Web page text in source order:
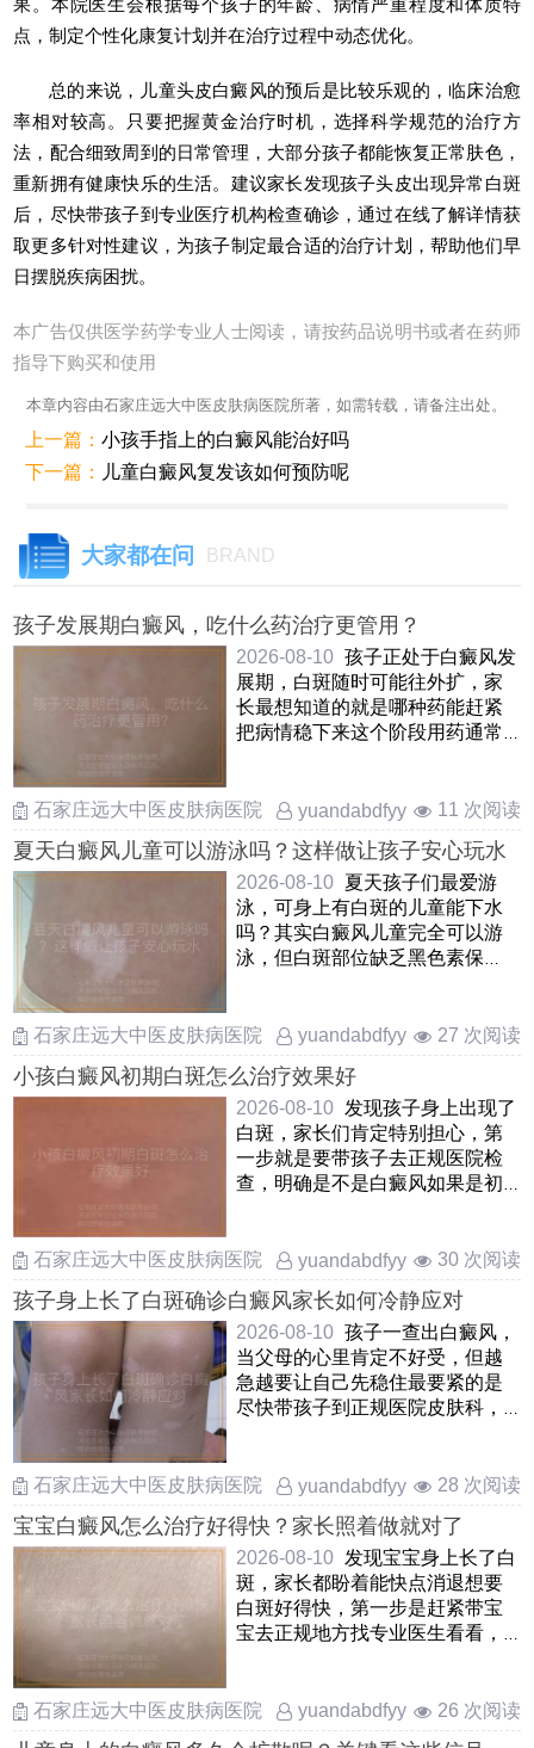
果。本院医生会根据每个孩子的年龄、病情严重程度和体质特
点，制定个性化康复计划并在治疗过程中动态优化。
总的来说，儿童头皮白癜风的预后是比较乐观的，临床治愈
率相对较高。只要把握黄金治疗时机，选择科学规范的治疗方
法，配合细致周到的日常管理，大部分孩子都能恢复正常肤色，
重新拥有健康快乐的生活。建议家长发现孩子头皮出现异常白斑
后，尽快带孩子到专业医疗机构检查确诊，通过在线了解详情获
取更多针对性建议，为孩子制定最合适的治疗计划，帮助他们早
日摆脱疾病困扰。
本广告仅供医学药学专业人士阅读，请按药品说明书或者在药师
指导下购买和使用
本章内容由石家庄远大中医皮肤病医院所著，如需转载，请备注出处。
上一篇：小孩手指上的白癜风能治好吗
下一篇：
儿童白癜风复发该如何预防呢
大家都在问 BRAND
孩子发展期白癜风，吃什么药治疗更管用？
2026-08-10 孩子正处于白癜风发
展期，白斑随时可能往外扩，家
长最想知道的就是哪种药能赶紧
把病情稳下来这个阶段用药通常
石家庄远大中医皮肤病医院 yuandabdfyy 11 次阅读
夏天白癜风儿童可以游泳吗？这样做让孩子安心玩水
2026-08-10 夏天孩子们最爱游
泳，可身上有白斑的儿童能下水
吗？其实白癜风儿童完全可以游
泳，但白斑部位缺乏黑色素保
石家庄远大中医皮肤病医院
yuandabdfyy 27 次阅读
小孩白癜风初期白斑怎么治疗效果好
2026-08-10 发现孩子身上出现了
白斑，家长们肯定特别担心，第
一步就是要带孩子去正规医院检
查，明确是不是白癜风如果是初
石家庄远大中医皮肤病医院
yuandabdfyy 30 次阅读
孩子身上长了白斑确诊白癜风家长如何冷静应对
2026-08-10 孩子一查出白癜风，
当父母的心里肯定不好受，但越
急越要让自己先稳住最要紧的是
尽快带孩子到正规医院皮肤科，
石家庄远大中医皮肤病医院 yuandabdfyy 28 次阅读
宝宝白癜风怎么治疗好得快？家长照着做就对了
2026-08-10 发现宝宝身上长了白
斑，家长都盼着能快点消退想要
白斑好得快，第一步是赶紧带宝
宝去正规地方找专业医生看看，
石家庄远大中医皮肤病医院
yuandabdfyy 26 次阅读